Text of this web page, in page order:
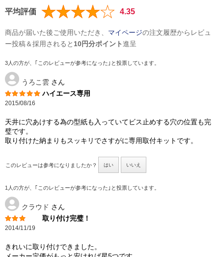
平均評価 4.35
商品が届いた後ご使用いただき、 マイページの注文履歴からレビュ
ー投稿＆採用されると 10円分ポイント進呈
3人の方が、｢このレビューが参考になった｣と投票しています。
うろこ雲 さん
ハイエース専用
2015/08/16
天井に穴あけする為の型紙も入っていてビス止めする穴の位置も完
璧です。
取り付けた納まりもスッキリでさすがに専用取付キットです。
このレビューは参考になりましたか？ はい いいえ
1人の方が、｢このレビューが参考になった｣と投票しています。
クラウド さん
取り付け完璧！
2014/11/19
きれいに取り付けできました。